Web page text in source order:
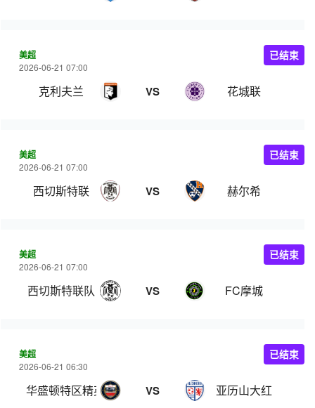
美超
2026-06-21 07:00
克利夫兰 VS 花城联
已结束
美超
2026-06-21 07:00
西切斯特联 VS 赫尔希
已结束
美超
2026-06-21 07:00
西切斯特联队 VS FC摩城
已结束
美超
2026-06-21 06:30
华盛顿特区精英足球俱乐部
VS 亚历山大红
已结束